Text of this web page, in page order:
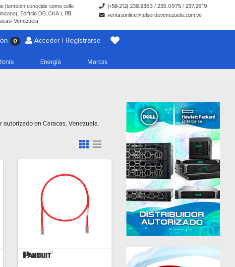
(también conocida como calle
Edificio DELCHA I, PB.
Venezuela
(+58-212) 238.8363 /239.0975 /237.2619
ventasonline@telserdevenezuela.com.ve
0 Acceder | Registrarse
Energía Marcas
en Caracas, Venezuela.